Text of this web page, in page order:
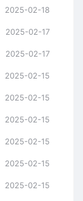
2025-02-18
2025-02-17
2025-02-17
2025-02-15
2025-02-15
2025-02-15
2025-02-15
2025-02-15
2025-02-15